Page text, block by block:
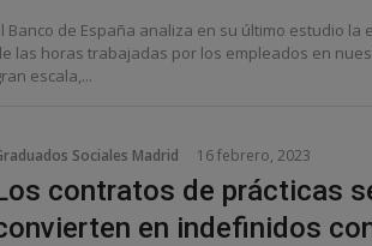
Banco de España analiza en su último estudio la
las horas trabajadas por los empleados en
escala,...
Sociales Madrid 16 febrero, 2023
contratos de prácticas
en indefinidos